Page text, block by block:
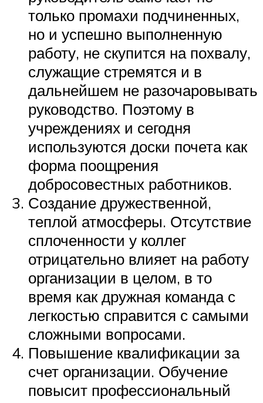
только промахи подчиненных,
но и успешно выполненную
работу, не скупится на похвалу,
служащие стремятся и в
дальнейшем не разочаровывать
руководство. Поэтому в
учреждениях и сегодня
используются доски почета как
форма поощрения
добросовестных работников.
Создание дружественной,
теплой атмосферы. Отсутствие
сплоченности у коллег
отрицательно влияет на работу
организации в целом, в то
время как дружная команда с
легкостью справится с самыми
сложными вопросами.
Повышение квалификации за
счет организации. Обучение
повысит профессиональный